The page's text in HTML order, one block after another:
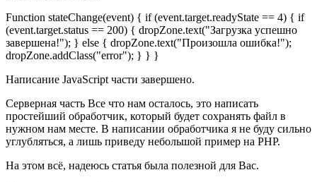
Function stateChange(event) { if (event.target.readyState == 4) { if
(event.target.status == 200) { dropZone.text("Загрузка успешно
завершена!"); } else { dropZone.text("Произошла ошибка!");
dropZone.addClass("error"); } } }
Написание JavaScript части завершено.
Серверная часть Все что нам осталось, это написать
простейший обработчик, который будет сохранять файл в
нужном нам месте. В написании обработчика я не буду сильно
углубляться, а лишь приведу небольшой пример на PHP.
На этом всё, надеюсь статья была полезной для Вас.